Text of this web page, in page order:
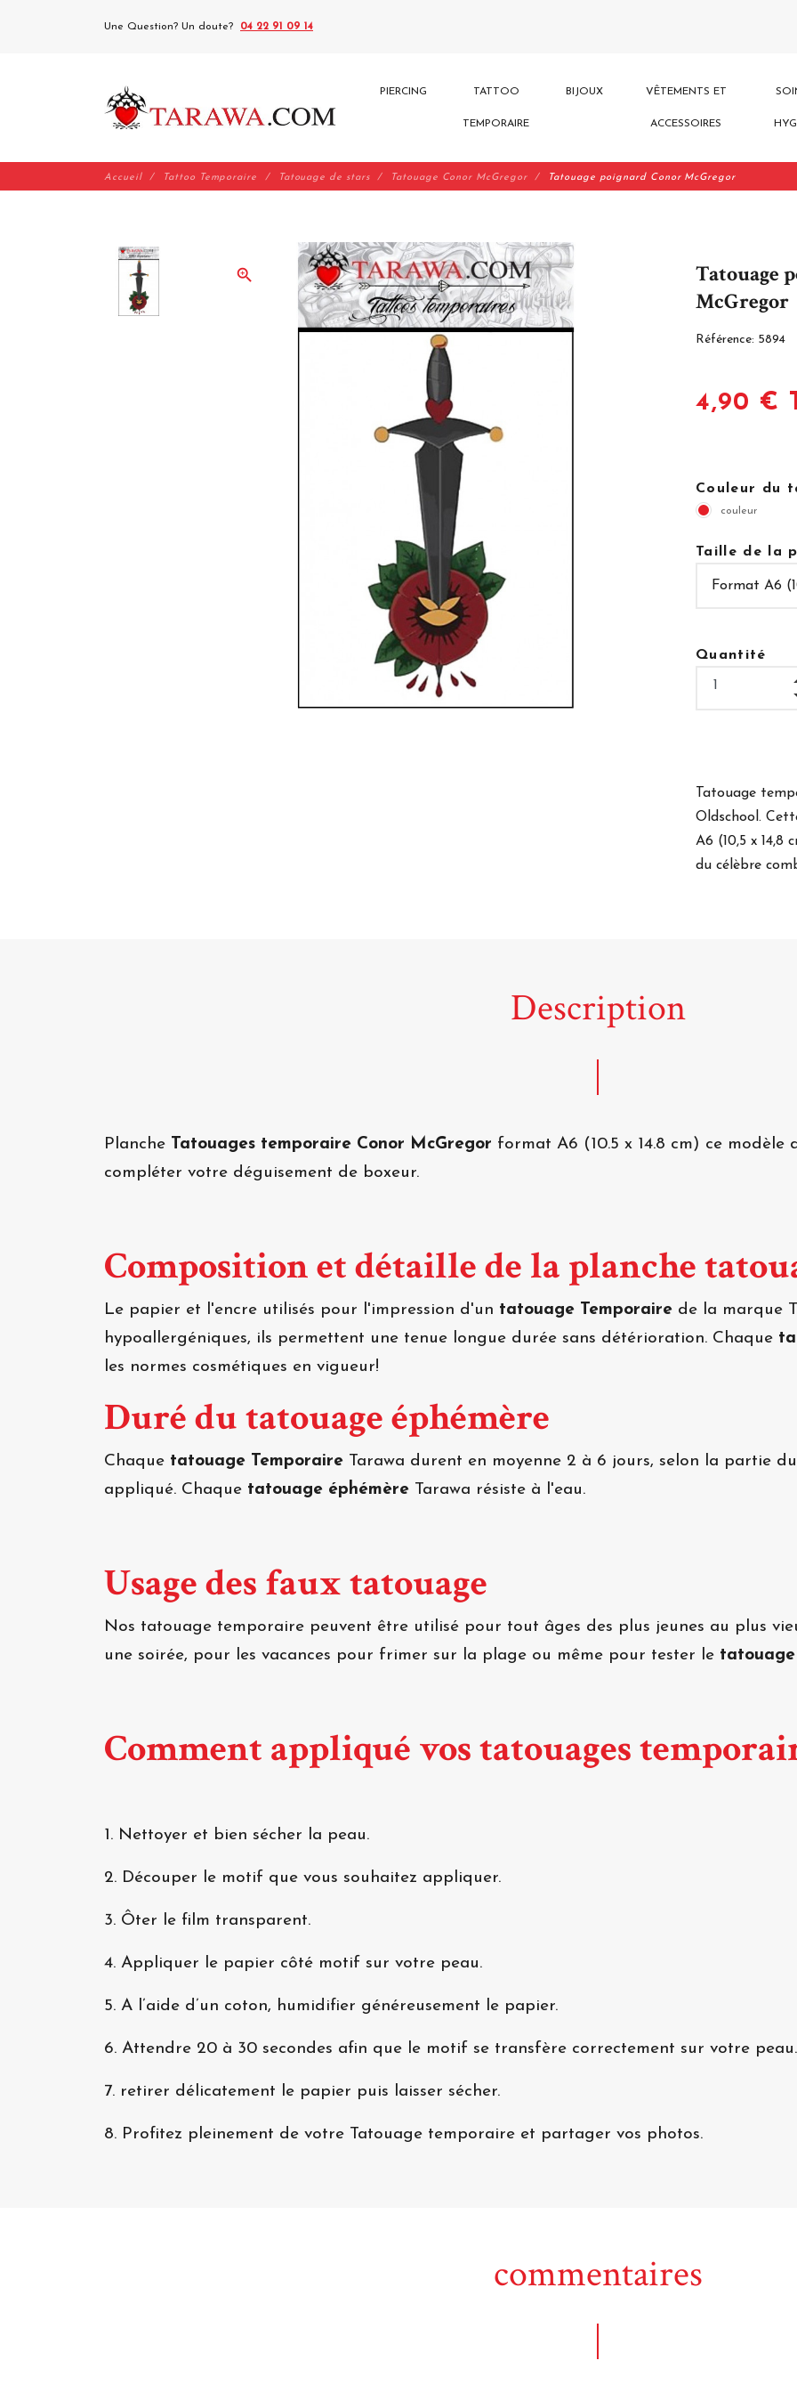
Une Question? Un doute? 04 22 91 09 14
PIERCING TATTOO
TEMPORAIRE
BIJOUX VÊTEMENTS ET
ACCESSOIRES
Accueil Tattoo Temporaire Tatouage de stars Tatouage Conor McGregor Tatouage poignard Conor McGregor
zoom_in
Tatouage
McGregor
Référence: 5894
4,90 €
Couleur du
couleur
Taille de la
Quantité
Tatouage
Oldschool .
A6 (10,5 x 14,8
du célèbre
Description
Planche Tatouages temporaire Conor McGregor format A6 (10.5 x 14.8 cm) ce modèle
compléter votre déguisement de boxeur.
Composition et détaille de la planche
Le papier et l'encre utilisés pour l'impression d'un tatouage Temporaire de la marque
hypoallergéniques, ils permettent une tenue longue durée sans détérioration. Chaque
les normes cosmétiques en vigueur!
Duré du tatouage éphémère
Chaque tatouage Temporaire Tarawa durent en moyenne 2 à 6 jours, selon la partie
appliqué. Chaque tatouage éphémère Tarawa résiste à l'eau.
Usage des faux tatouage
Nos tatouage temporaire peuvent être utilisé pour tout âges des plus jeunes au plus
une soirée, pour les vacances pour frimer sur la plage ou même pour tester le tatouage
Comment appliqué vos tatouages
1. Nettoyer et bien sécher la peau.
2. Découper le motif que vous souhaitez appliquer.
3. Ôter le film transparent.
4. Appliquer le papier côté motif sur votre peau.
5. A l’aide d’un coton, humidifier généreusement le papier.
6. Attendre 20 à 30 secondes afin que le motif se transfère correctement sur votre
7. retirer délicatement le papier puis laisser sécher.
8. Profitez pleinement de votre Tatouage temporaire et partager vos photos.
commentaires